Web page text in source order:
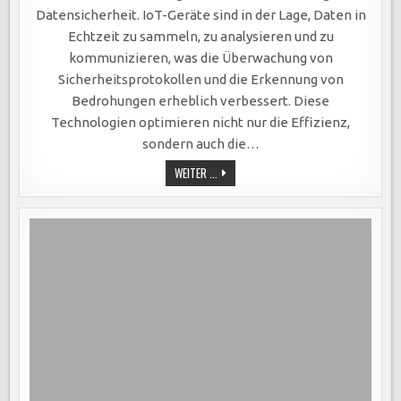
ECHTZEIT-
ÜBERWACHUNG,
KI-
GESTÜTZTE
ANALYSEN
UND
AUTOMATISIERTE
REAKTIONEN
FÜR
Datensicherheit. IoT-Geräte sind in der Lage, Daten in
Echtzeit zu sammeln, zu analysieren und zu
kommunizieren, was die Überwachung von
Sicherheitsprotokollen und die Erkennung von
Bedrohungen erheblich verbessert. Diese
Technologien optimieren nicht nur die Effizienz,
sondern auch die…
WEITER ... IOT-
TECHNOLOGIEN
VERBESSERN
DATENSICHERHEIT:
ECHTZEIT-